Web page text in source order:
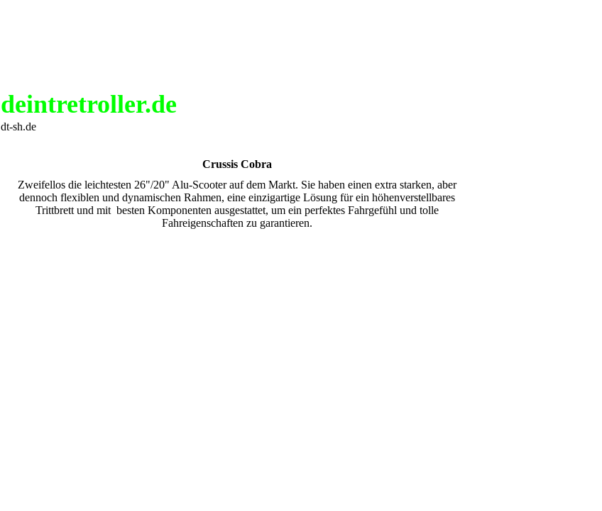
deintretroller.de
dt-sh.de
Crussis Cobra
Zweifellos die leichtesten 26"/20" Alu-Scooter auf dem Markt. Sie haben einen extra starken, aber
dennoch flexiblen und dynamischen Rahmen, eine einzigartige Lösung für ein höhenverstellbares
Trittbrett und mit besten Komponenten ausgestattet, um ein perfektes Fahrgefühl und tolle
Fahreigenschaften zu garantieren.